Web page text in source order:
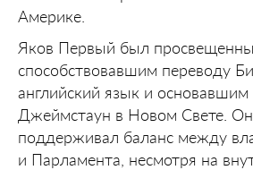
Америке.
Яков Первый был
способствовавшим переводу
английский язык и
Джеймстаун в Новом Свете. Он
поддерживал баланс между
и Парламента, несмотря на